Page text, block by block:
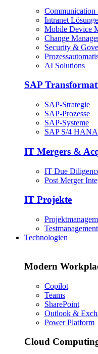
Intranet
Mobile Device
Change
Security &
AI Solutions
SAP
SAP-Strategie
SAP-Prozesse
SAP-Systeme
SAP S/4
IT Mergers &
IT Due
Post Merger
IT Projekte
Testmanagement
Technologien
Modern
Copilot
Teams
SharePoint
Outlook &
Power Platform
Cloud